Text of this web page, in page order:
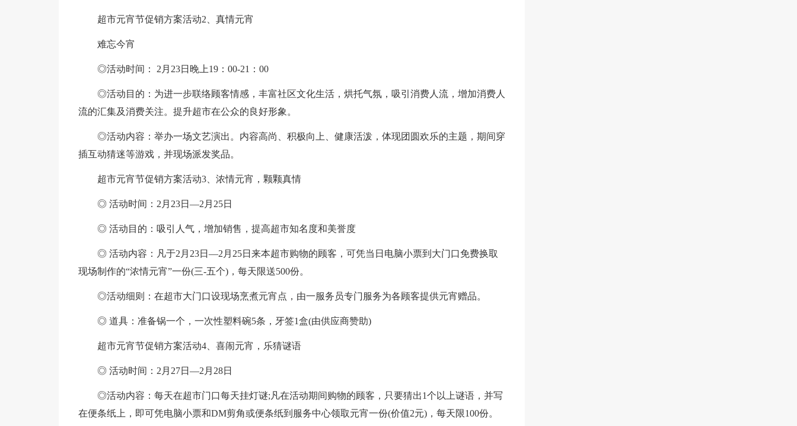
超市元宵节促销方案活动2、真情元宵
难忘今宵
◎活动时间： 2月23日晚上19：00-21：00
◎活动目的：为进一步联络顾客情感，丰富社区文化生活，烘托气氛，吸引消费人流，增加消费人
流的汇集及消费关注。提升超市在公众的良好形象。
◎活动内容：举办一场文艺演出。内容高尚、积极向上、健康活泼，体现团圆欢乐的主题，期间穿
插互动猜迷等游戏，并现场派发奖品。
超市元宵节促销方案活动3、浓情元宵，颗颗真情
◎ 活动时间：2月23日—2月25日
◎ 活动目的：吸引人气，增加销售，提高超市知名度和美誉度
◎ 活动内容：凡于2月23日—2月25日来本超市购物的顾客，可凭当日电脑小票到大门口免费换取
现场制作的“浓情元宵”一份(三-五个)，每天限送500份。
◎活动细则：在超市大门口设现场烹煮元宵点，由一服务员专门服务为各顾客提供元宵赠品。
◎ 道具：准备锅一个，一次性塑料碗5条，牙签1盒(由供应商赞助)
超市元宵节促销方案活动4、喜闹元宵，乐猜谜语
◎ 活动时间：2月27日—2月28日
◎活动内容：每天在超市门口每天挂灯谜;凡在活动期间购物的顾客，只要猜出1个以上谜语，并写
在便条纸上，即可凭电脑小票和DM剪角或便条纸到服务中心领取元宵一份(价值2元)，每天限100份。